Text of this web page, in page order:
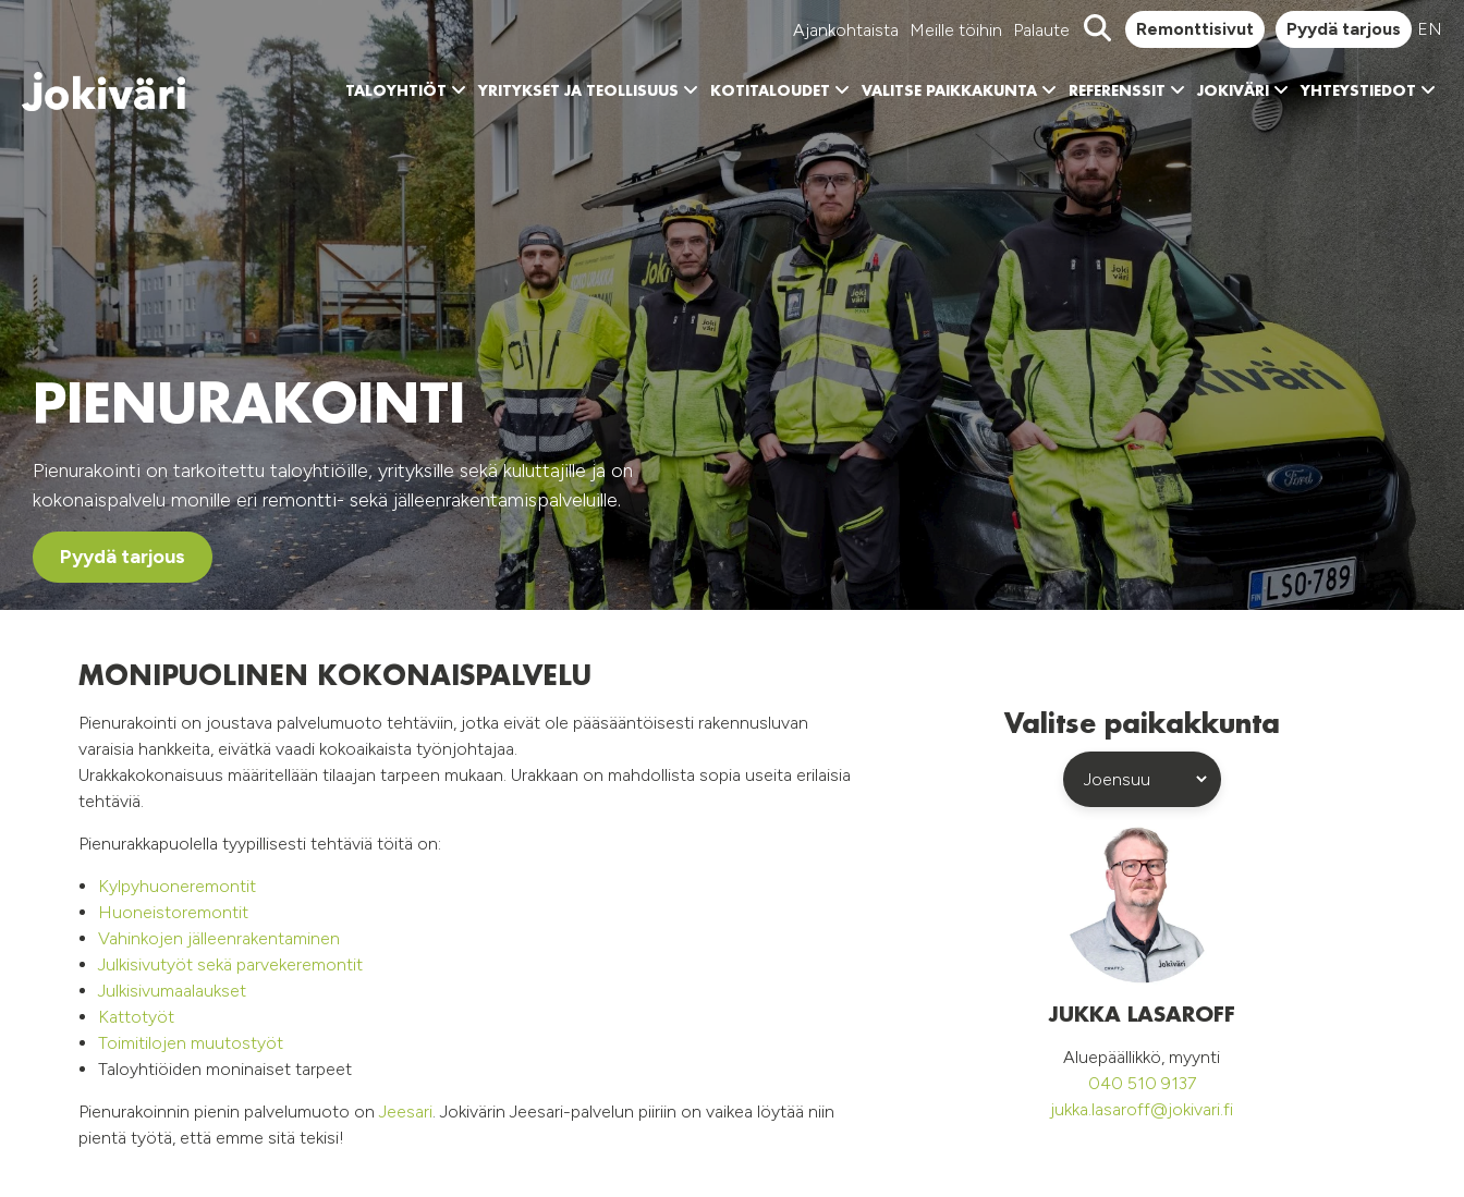
Ajankohtaista Meille töihin Palaute Remonttisivut Pyydä tarjous EN
TALOYHTIÖT YRITYKSET JA TEOLLISUUS KOTITALOUDET VALITSE PAIKKAKUNTA REFERENSSIT JOKIVÄRI YHTEYSTIEDOT
PIENURAKOINTI
Pienurakointi on tarkoitettu taloyhtiöille, yrityksille sekä kuluttajille ja on
kokonaispalvelu monille eri remontti- sekä jälleenrakentamispalveluille.
Pyydä tarjous
MONIPUOLINEN KOKONAISPALVELU
Pienurakointi on joustava palvelumuoto tehtäviin, jotka eivät ole pääsääntöisesti rakennusluvan
varaisia hankkeita, eivätkä vaadi kokoaikaista työnjohtajaa.
Urakkakokonaisuus määritellään tilaajan tarpeen mukaan. Urakkaan on mahdollista sopia useita erilaisia
tehtäviä.
Pienurakkapuolella tyypillisesti tehtäviä töitä on:
Kylpyhuoneremontit
Huoneistoremontit
Vahinkojen jälleenrakentaminen
Julkisivutyöt sekä parvekeremontit
Julkisivumaalaukset
Kattotyöt
Toimitilojen muutostyöt
Taloyhtiöiden moninaiset tarpeet
Pienurakoinnin pienin palvelumuoto onJeesari. Jokivärin Jeesari-palvelun piiriin on vaikea löytää niin
pientä työtä, että emme sitä tekisi!
Valitse paikakkunta
JUKKA LASAROFF
Aluepäällikkö, myynti
040 510 9137
jukka.lasaroff@jokivari.fi